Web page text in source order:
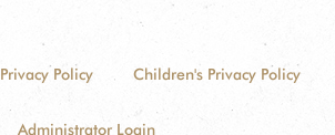
Privacy Policy Children's Privacy Policy
Administrator Login